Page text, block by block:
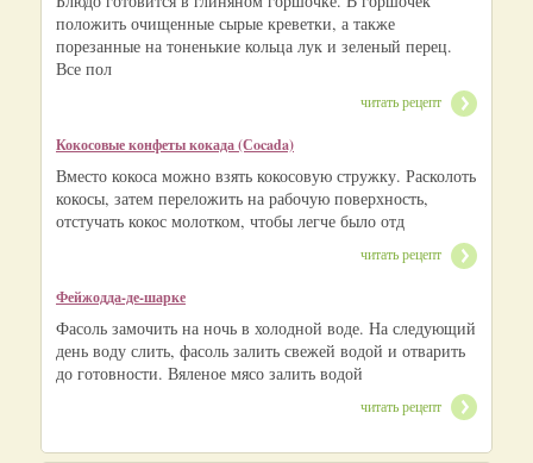
положить очищенные сырые креветки, а также
порезанные на тоненькие кольца лук и зеленый перец.
Все пол
читать рецепт
Кокосовые конфеты кокада (Сocada)
Вместо кокоса можно взять кокосовую стружку. Расколоть
кокосы, затем переложить на рабочую поверхность,
отстучать кокос молотком, чтобы легче было отд
читать рецепт
Фейжодда-де-шарке
Фасоль замочить на ночь в холодной воде. На следующий
день воду слить, фасоль залить свежей водой и отварить
до готовности. Вяленое мясо залить водой
читать рецепт